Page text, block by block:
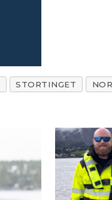
STORTINGET